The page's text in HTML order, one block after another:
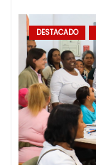
DESTACADO